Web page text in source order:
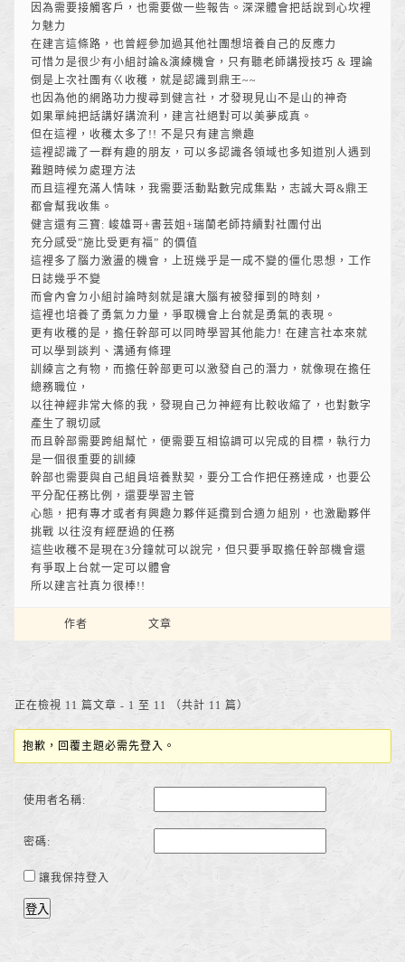
因為需要接觸客戶，也需要做一些報告。深深體會把話說到心坎裡
ㄉ魅力
在建言這條路，也曾經參加過其他社團想培養自己的反應力
可惜ㄉ是很少有小組討論&演練機會，只有聽老師講授技巧 & 理論
倒是上次社團有ㄍ收穫，就是認識到鼎王~~
也因為他的網路功力搜尋到健言社，才發現見山不是山的神奇
如果單純把話講好講流利，建言社絕對可以美夢成真。
但在這裡，收穫太多了!! 不是只有建言樂趣
這裡認識了一群有趣的朋友，可以多認識各領域也多知道別人遇到
難題時候ㄉ處理方法
而且這裡充滿人情味，我需要活動點數完成集點，志誠大哥&鼎王
都會幫我收集。
健言還有三寶: 峻雄哥+書芸姐+瑞蘭老師持續對社團付出
充分感受”施比受更有福” 的價值
這裡多了腦力激盪的機會，上班幾乎是一成不變的僵化思想，工作
日誌幾乎不變
而會內會ㄉ小組討論時刻就是讓大腦有被發揮到的時刻，
這裡也培養了勇氣ㄉ力量，爭取機會上台就是勇氣的表現。
更有收穫的是，擔任幹部可以同時學習其他能力! 在建言社本來就
可以學到談判、溝通有條理
訓練言之有物，而擔任幹部更可以激發自己的潛力，就像現在擔任
總務職位，
以往神經非常大條的我，發現自己ㄉ神經有比較收縮了，也對數字
產生了親切感
而且幹部需要跨組幫忙，便需要互相協調可以完成的目標，執行力
是一個很重要的訓練
幹部也需要與自己組員培養默契，要分工合作把任務達成，也要公
平分配任務比例，還要學習主管
心態，把有專才或者有興趣ㄉ夥伴延攬到合適ㄉ組別，也激勵夥伴
挑戰 以往沒有經歷過的任務
這些收穫不是現在3分鐘就可以說完，但只要爭取擔任幹部機會還
有爭取上台就一定可以體會
所以建言社真ㄉ很棒!!
作者 文章
正在檢視 11 篇文章 - 1 至 11 （共計 11 篇）
抱歉，回覆主題必需先登入。
使用者名稱:
密碼:
讓我保持登入
登入